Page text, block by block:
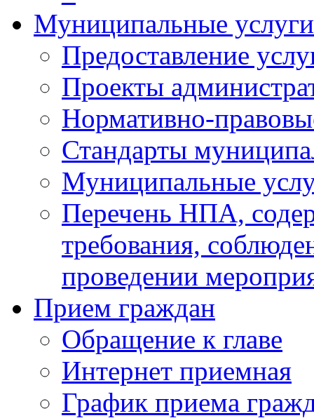
Муниципальные услуги
Предоставление
Проекты
Нормативно-
Стандарты
Муниципальные
Перечень НПА,
требования,
проведении
Прием граждан
Обращение к главе
Интернет приемная
График приема